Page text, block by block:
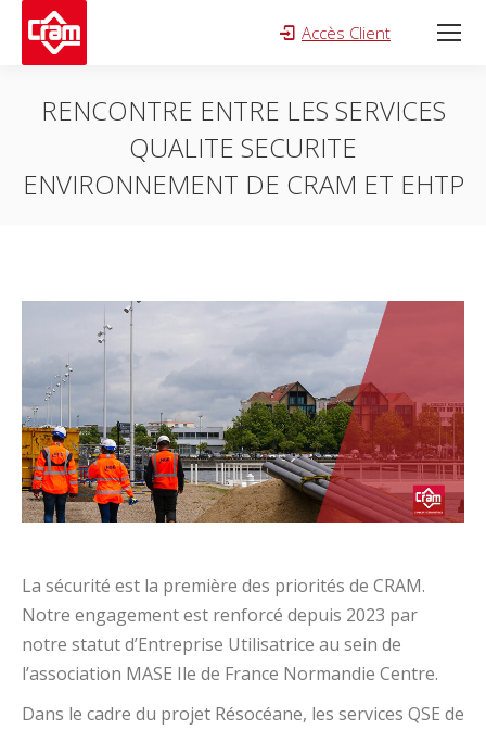
Accès Client
Search:
RENCONTRE ENTRE LES SERVICES
QUALITE SECURITE
ENVIRONNEMENT DE CRAM ET EHTP
La sécurité est la première des priorités de CRAM.
Notre engagement est renforcé depuis 2023 par
notre statut d’Entreprise Utilisatrice au sein de
l’association MASE Ile de France Normandie Centre.
Dans le cadre du projet Résocéane, les services QSE de